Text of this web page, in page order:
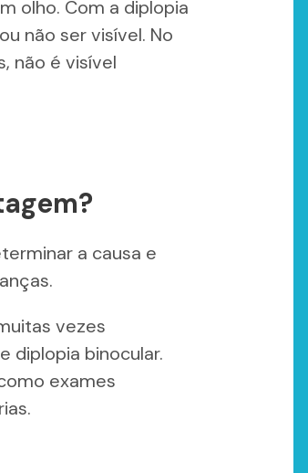
olho. Com a diplopia
não ser visível. No
não é visível
a causa e
vezes
diplopia binocular.
exames